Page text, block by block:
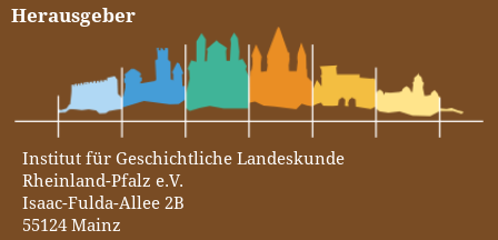
Herausgeber
Institut für Geschichtliche Landeskunde
Rheinland-Pfalz e.V.
Isaac-Fulda-Allee 2B
55124 Mainz